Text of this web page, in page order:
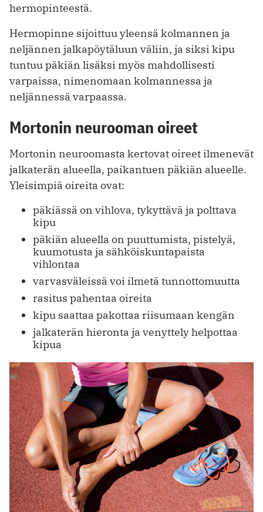
hermopinteestä.
Hermopinne sijoittuu yleensä kolmannen ja
neljännen jalkapöytäluun väliin, ja siksi kipu
tuntuu päkiän lisäksi myös mahdollisesti
varpaissa, nimenomaan kolmannessa ja
neljännessä varpaassa.
Mortonin neurooman oireet
Mortonin neuroomasta kertovat oireet ilmenevät
jalkaterän alueella, paikantuen päkiän alueelle.
Yleisimpiä oireita ovat:
päkiässä on vihlova, tykyttävä ja polttava
kipu
päkiän alueella on puuttumista, pistelyä,
kuumotusta ja sähköiskuntapaista
vihlontaa
varvasväleissä voi ilmetä tunnottomuutta
rasitus pahentaa oireita
kipu saattaa pakottaa riisumaan kengän
jalkaterän hieronta ja venyttely helpottaa
kipua